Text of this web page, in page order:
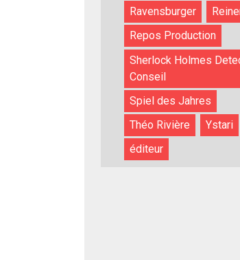
Ravensburger
Repos Production
Sherlock Holmes
Conseil
Spiel des Jahres
Théo Rivière
Ystari
éditeur